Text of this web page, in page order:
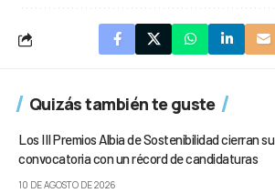
Quizás también te guste
Los III Premios Albia de Sostenibilidad cierran su
convocatoria con un récord de candidaturas
10 DE AGOSTO DE 2026